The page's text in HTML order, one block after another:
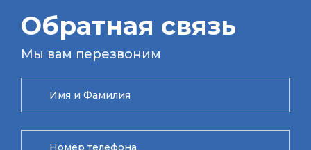
Обратная связь
Мы вам перезвоним